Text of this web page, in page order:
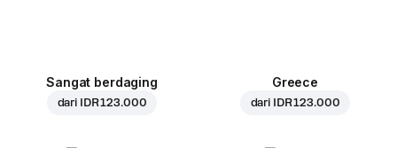
Sangat berdaging
dari IDR 123.000
Greece
dari IDR 123.000